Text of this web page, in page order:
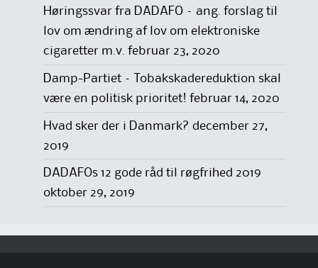
Høringssvar fra DADAFO – ang. forslag til
lov om ændring af lov om elektroniske
cigaretter m.v. februar 23, 2020
Damp-Partiet – Tobakskadereduktion skal
være en politisk prioritet! februar 14, 2020
Hvad sker der i Danmark? december 27,
2019
DADAFOs 12 gode råd til røgfrihed 2019
oktober 29, 2019